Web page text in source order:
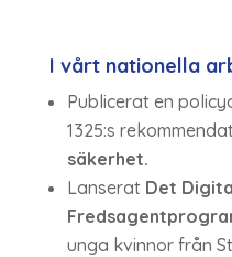
I vårt nationella
Publicerat en
1325:s
säkerhet.
Lanserat Det
unga kvinnor från